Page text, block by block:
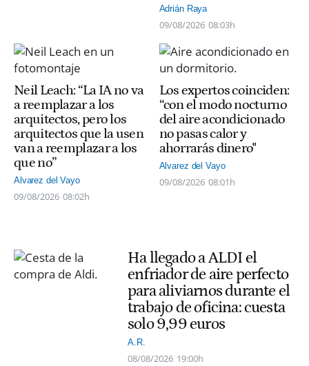
Adrián Raya
09/08/2026 08:03h
Neil Leach: “La IA no va
a reemplazar a los
arquitectos, pero los
arquitectos que la usen
van a reemplazar a los
que no”
Alvarez del Vayo
09/08/2026 08:02h
Los expertos coinciden:
“con el modo nocturno
del aire acondicionado
no pasas calor y
ahorrarás dinero"
Alvarez del Vayo
09/08/2026 08:01h
Ha llegado a ALDI el
enfriador de aire perfecto
para aliviarnos durante el
trabajo de oficina: cuesta
solo 9,99 euros
A.R.
08/08/2026 19:00h